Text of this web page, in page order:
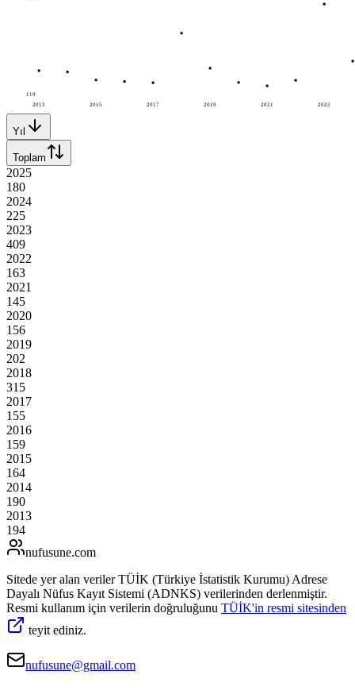
2013 2015 2017 2019 2021 2023
119
Yıl
Toplam
2025
180
2024
225
2023
409
2022
163
2021
145
2020
156
2019
202
2018
315
2017
155
2016
159
2015
164
2014
190
2013
194
nufusune.com
Sitede yer alan veriler TÜİK (Türkiye İstatistik Kurumu) Adrese
Dayalı Nüfus Kayıt Sistemi (ADNKS) verilerinden derlenmiştir.
Resmi kullanım için verilerin doğruluğunu TÜİK'in resmi sitesinden
teyit ediniz.
nufusune@gmail.com